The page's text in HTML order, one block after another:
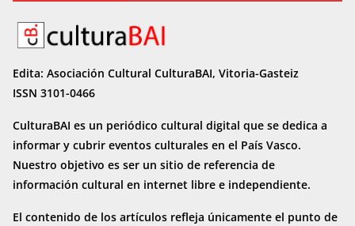
Edita: Asociación Cultural CulturaBAI, Vitoria-Gasteiz
ISSN 3101-0466
CulturaBAI es un periódico cultural digital que se dedica a
informar y cubrir eventos culturales en el País Vasco.
Nuestro objetivo es ser un sitio de referencia de
información cultural en internet libre e independiente.
El contenido de los artículos refleja únicamente el punto de